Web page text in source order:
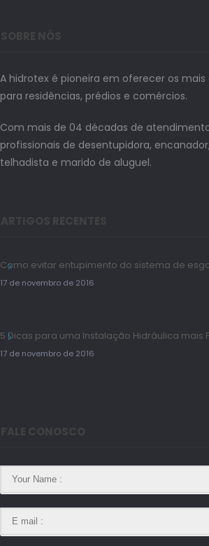
A hidrotex é pioneira em oferecer os mais
para residências, prédios e comércios.
Com mais de 04 décadas de
profissionais de desentupidora,
telhadista e marido de aluguel.
Como evitar entupimento do sistema de
17 de novembro de 2016
5 Dicas para uma Instalação Hidráulica mais
17 de novembro de 2016